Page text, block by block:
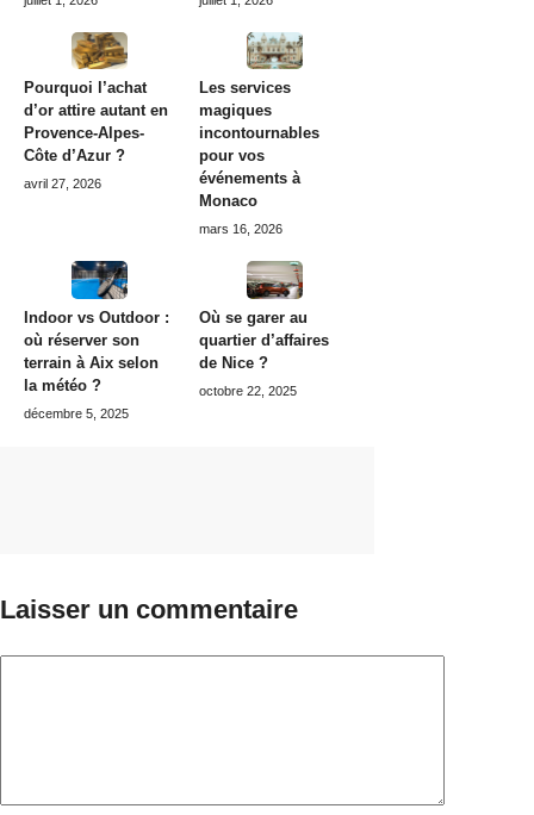
Pourquoi l’achat
d’or attire autant en
Provence-Alpes-
Côte d’Azur ?
avril 27, 2026
Les services
magiques
incontournables
pour vos
événements à
Monaco
mars 16, 2026
Indoor vs Outdoor :
où réserver son
terrain à Aix selon
la météo ?
décembre 5, 2025
Où se garer au
quartier d’affaires
de Nice ?
octobre 22, 2025
Laisser un commentaire